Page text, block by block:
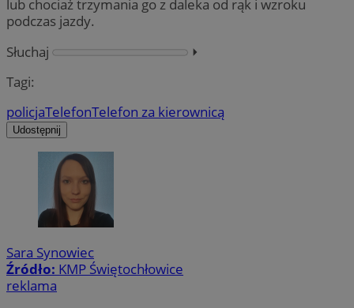
lub chociaż trzymania go z daleka od rąk i wzroku
podczas jazdy.
Słuchaj
⏵︎
Tagi:
policjaTelefonTelefon za kierownicą
Udostępnij
Sara Synowiec
Źródło: KMP Świętochłowice
reklama